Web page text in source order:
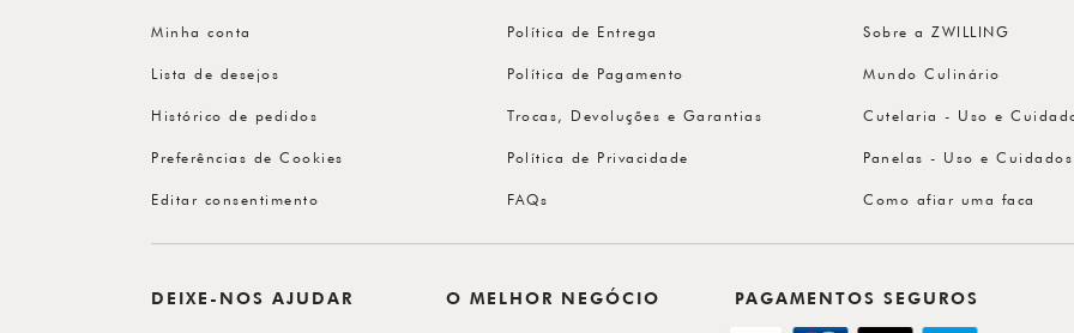
Minha conta
Lista de desejos
Histórico de pedidos
Preferências de Cookies
Editar consentimento
Política de Entrega
Política de Pagamento
Trocas, Devoluções e Garantias
Política de Privacidade
FAQs
Sobre a ZWILLING
Mundo Culinário
Cutelaria - Uso e
Panelas - Uso e Cuidados
Como afiar uma faca
DEIXE-NOS AJUDAR O MELHOR NEGÓCIO PAGAMENTOS SEGUROS